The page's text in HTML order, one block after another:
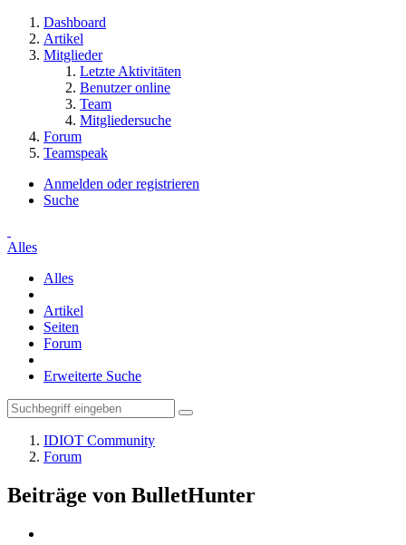
Dashboard
Artikel
Mitglieder
Letzte Aktivitäten
Benutzer online
Team
Mitgliedersuche
Forum
Teamspeak
Anmelden oder registrieren
Suche
Alles
Alles
Artikel
Seiten
Forum
Erweiterte Suche
IDIOT Community
Forum
Beiträge von BulletHunter